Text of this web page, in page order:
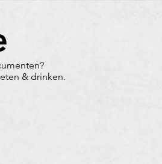
& drinken.